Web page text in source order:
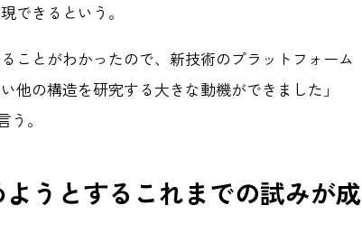
できるという。
ことがわかったので、新技術のプラットフォーム
他の構造を研究する大きな動機ができました」
。
うとするこれまでの試みが成